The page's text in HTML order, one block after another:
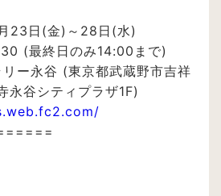
23日(金)～28日(水)
終日のみ14:00まで)
ー永谷 (東京都武蔵野市吉祥
永谷シティプラザ1F)